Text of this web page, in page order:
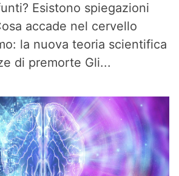
Esistono spiegazioni
accade nel cervello
la nuova teoria scientifica
di premorte Gli...